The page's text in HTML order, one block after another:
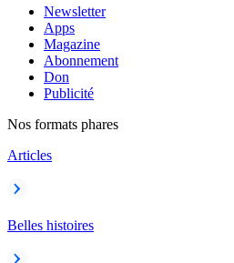
Newsletter
Apps
Magazine
Abonnement
Don
Publicité
Nos formats phares
Articles
Belles histoires